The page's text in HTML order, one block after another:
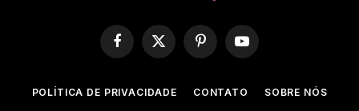
Facebook
X
PinterestYouTube
POLÍTICA DE PRIVACIDADE CONTATO SOBRE NÓS